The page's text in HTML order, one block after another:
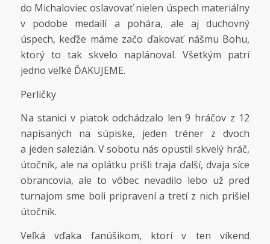
do Michaloviec oslavovať nielen úspech materiálny
v podobe medailí a pohára, ale aj duchovný
úspech, keďže máme začo ďakovať nášmu Bohu,
ktorý to tak skvelo naplánoval. Všetkým patrí
jedno veľké ĎAKUJEME.
Perličky
Na stanici v piatok odchádzalo len 9 hráčov z 12
napísaných na súpiske, jeden tréner z dvoch
a jeden salezián. V sobotu nás opustil skvelý hráč,
útočník, ale na oplátku prišli traja ďalší, dvaja síce
obrancovia, ale to vôbec nevadilo lebo už pred
turnajom sme boli pripravení a tretí z nich prišiel
útočník.
Veľká vďaka fanúšikom, ktorí v ten víkend